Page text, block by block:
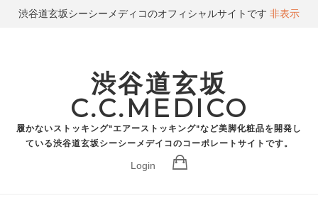
渋谷道玄坂
C.C.MEDICO
履かないストッキング"エアーストッキング"など美脚化粧品を開発し
ている渋谷道玄坂シーシーメデイコのコーポレートサイトです。
Login
渋谷道玄坂シーシーメディコのオフィシャルサイトです 非表示